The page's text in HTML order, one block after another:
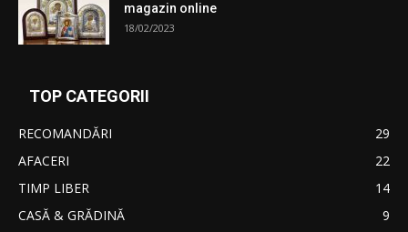
magazin online
18/02/2023
TOP CATEGORII
RECOMANDĂRI
29
AFACERI
22
TIMP LIBER
14
CASĂ & GRĂDINĂ
9